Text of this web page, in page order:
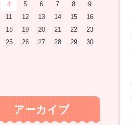
4 5 6 7 8
9
11 12 13 14 15
16
18 19 20 21 22
23
25 26 27 28 29
30
アーカイブ